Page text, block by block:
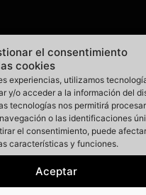
el consentimiento
cookies
experiencias, utilizamos
y/o acceder a la información del
tecnologías nos permitirá
o las identificaciones
el consentimiento, puede afectar
características y funciones.
Aceptar